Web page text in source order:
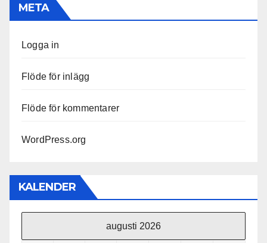
META
Logga in
Flöde för inlägg
Flöde för kommentarer
WordPress.org
KALENDER
augusti 2026